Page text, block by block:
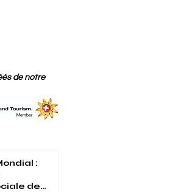
de notre
:
de